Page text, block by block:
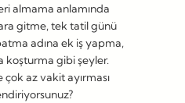
almama anlamında
gitme, tek tatil günü
adına ek iş yapma,
koşturma gibi şeyler.
çok az vakit ayırması